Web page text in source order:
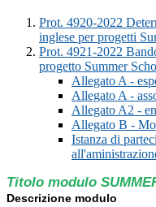
Prot. 4920-2022
inglese per progetti
Prot. 4921-2022
progetto Summer
Allegato A -
Allegato A -
Allegato A2 -
Allegato B -
Istanza di
Titolo modulo
Descrizione modulo